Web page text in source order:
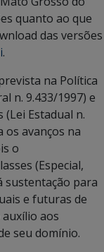
quanto ao que
das versões
.
na Política
n. 9.433/1997) e
(Lei Estadual n.
os avanços na
o
(Especial,
sustentação para
e futuras de
aos
seu domínio.